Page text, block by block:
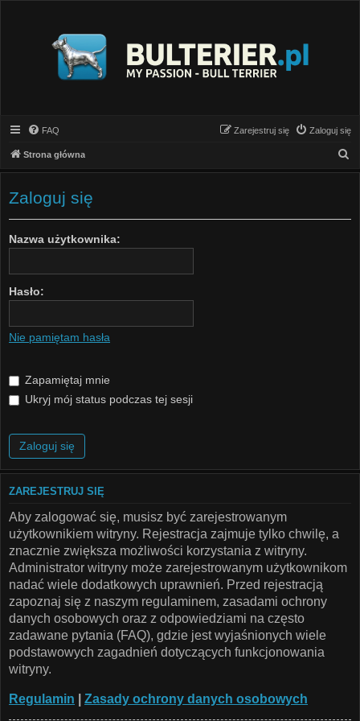
FAQ Zaloguj się
Zarejestruj się
Strona główna
z
Zaloguj się
Nazwa użytkownika:
Hasło:
Nie pamiętam hasła
Zapamiętaj mnie
Ukryj mój status podczas tej sesji
ZAREJESTRUJ SIĘ
Aby zalogować się, musisz być zarejestrowanym
użytkownikiem witryny. Rejestracja zajmuje tylko chwilę, a
znacznie zwiększa możliwości korzystania z witryny.
Administrator witryny może zarejestrowanym użytkownikom
nadać wiele dodatkowych uprawnień. Przed rejestracją
zapoznaj się z naszym regulaminem, zasadami ochrony
danych osobowych oraz z odpowiedziami na często
zadawane pytania (FAQ), gdzie jest wyjaśnionych wiele
podstawowych zagadnień dotyczących funkcjonowania
witryny.
Regulamin Zasady ochrony danych osobowych